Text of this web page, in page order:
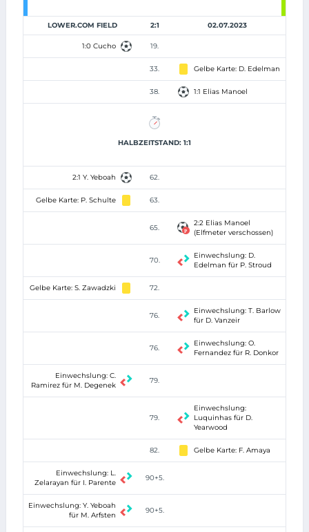
LOWER.COM FIELD 2:1 02.07.2023
1:0 Cucho 19.
33. Gelbe Karte: D. Edelman
38. 1:1 Elias Manoel
HALBZEITSTAND: 1:1
2:1 Y. Yeboah 62.
Gelbe Karte: P. Schulte 63.
65.
2:2 Elias Manoel
(Elfmeter verschossen)
70.
Einwechslung: D.
Edelman für P. Stroud
Gelbe Karte: S. Zawadzki 72.
76.
Einwechslung: T. Barlow
für D. Vanzeir
76.
Einwechslung: O.
Fernandez für R. Donkor
Einwechslung: C.
Ramirez für M. Degenek
79.
79.
Einwechslung:
Luquinhas für D.
Yearwood
82. Gelbe Karte: F. Amaya
Einwechslung: L.
Zelarayan für I. Parente
90+5.
Einwechslung: Y. Yeboah
für M. Arfsten
90+5.